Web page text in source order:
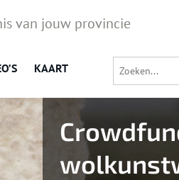
van jouw provincie
KAART